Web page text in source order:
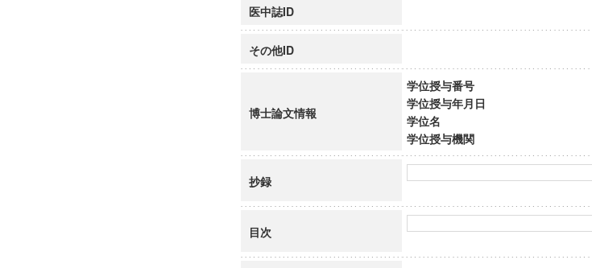
医中誌ID
その他ID
博士論文情報
学位授与番号
学位授与年月日
学位名
学位授与機関
抄録
目次